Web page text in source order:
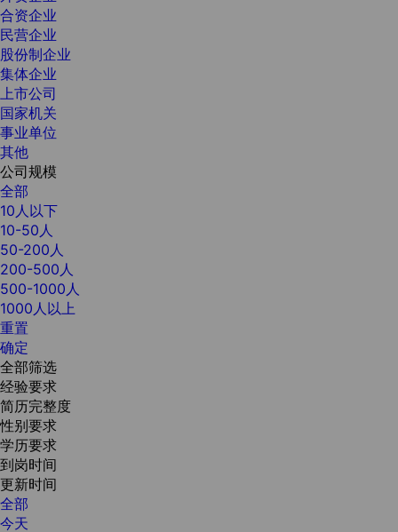
合资企业
民营企业
股份制企业
集体企业
上市公司
国家机关
事业单位
其他
公司规模
全部
10人以下
10-50人
50-200人
200-500人
500-1000人
1000人以上
重置
确定
全部筛选
经验要求
简历完整度
性别要求
学历要求
到岗时间
更新时间
全部
今天